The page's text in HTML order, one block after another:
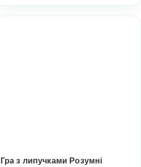
Гра з липучками Розумні